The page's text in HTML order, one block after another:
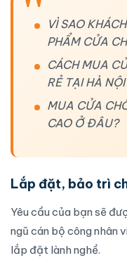
VÌ SAO
PHẨM CỬA
CÁCH MUA
RẺ TẠI HÀ NỘI
MUA CỬA
CAO Ở ĐÂU?
Lắp đặt, bảo trì
Yêu cầu của bạn sẽ
ngũ cán bộ công nhân
lắp đặt lành nghề.